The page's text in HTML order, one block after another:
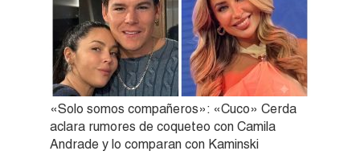
«Solo somos compañeros»: «Cuco» Cerda
aclara rumores de coqueteo con Camila
Andrade y lo comparan con Kaminski